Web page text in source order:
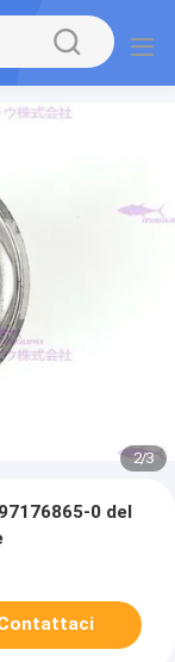
2/3
0 del